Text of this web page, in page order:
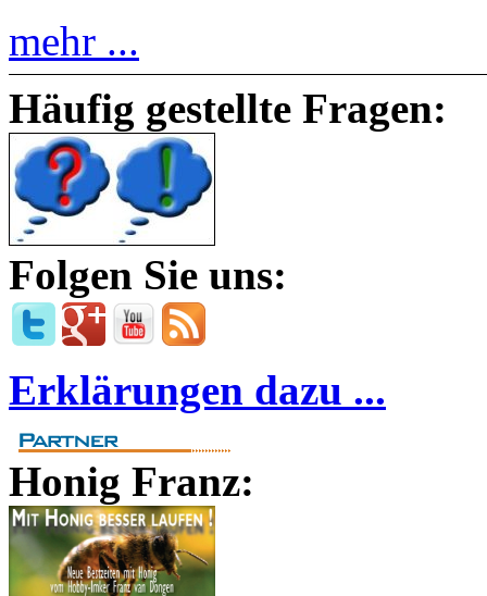
mehr ...
Häufig gestellte Fragen:
Folgen Sie uns:
Erklärungen dazu ...
Honig Franz: